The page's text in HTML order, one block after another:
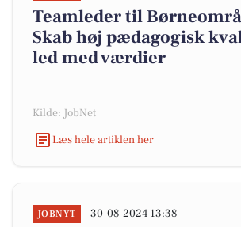
Teamleder til
Skab høj pædagogisk
led med værdier
Kilde: JobNet
Læs hele artiklen her
JOBNYT 30-08-2024 13:38